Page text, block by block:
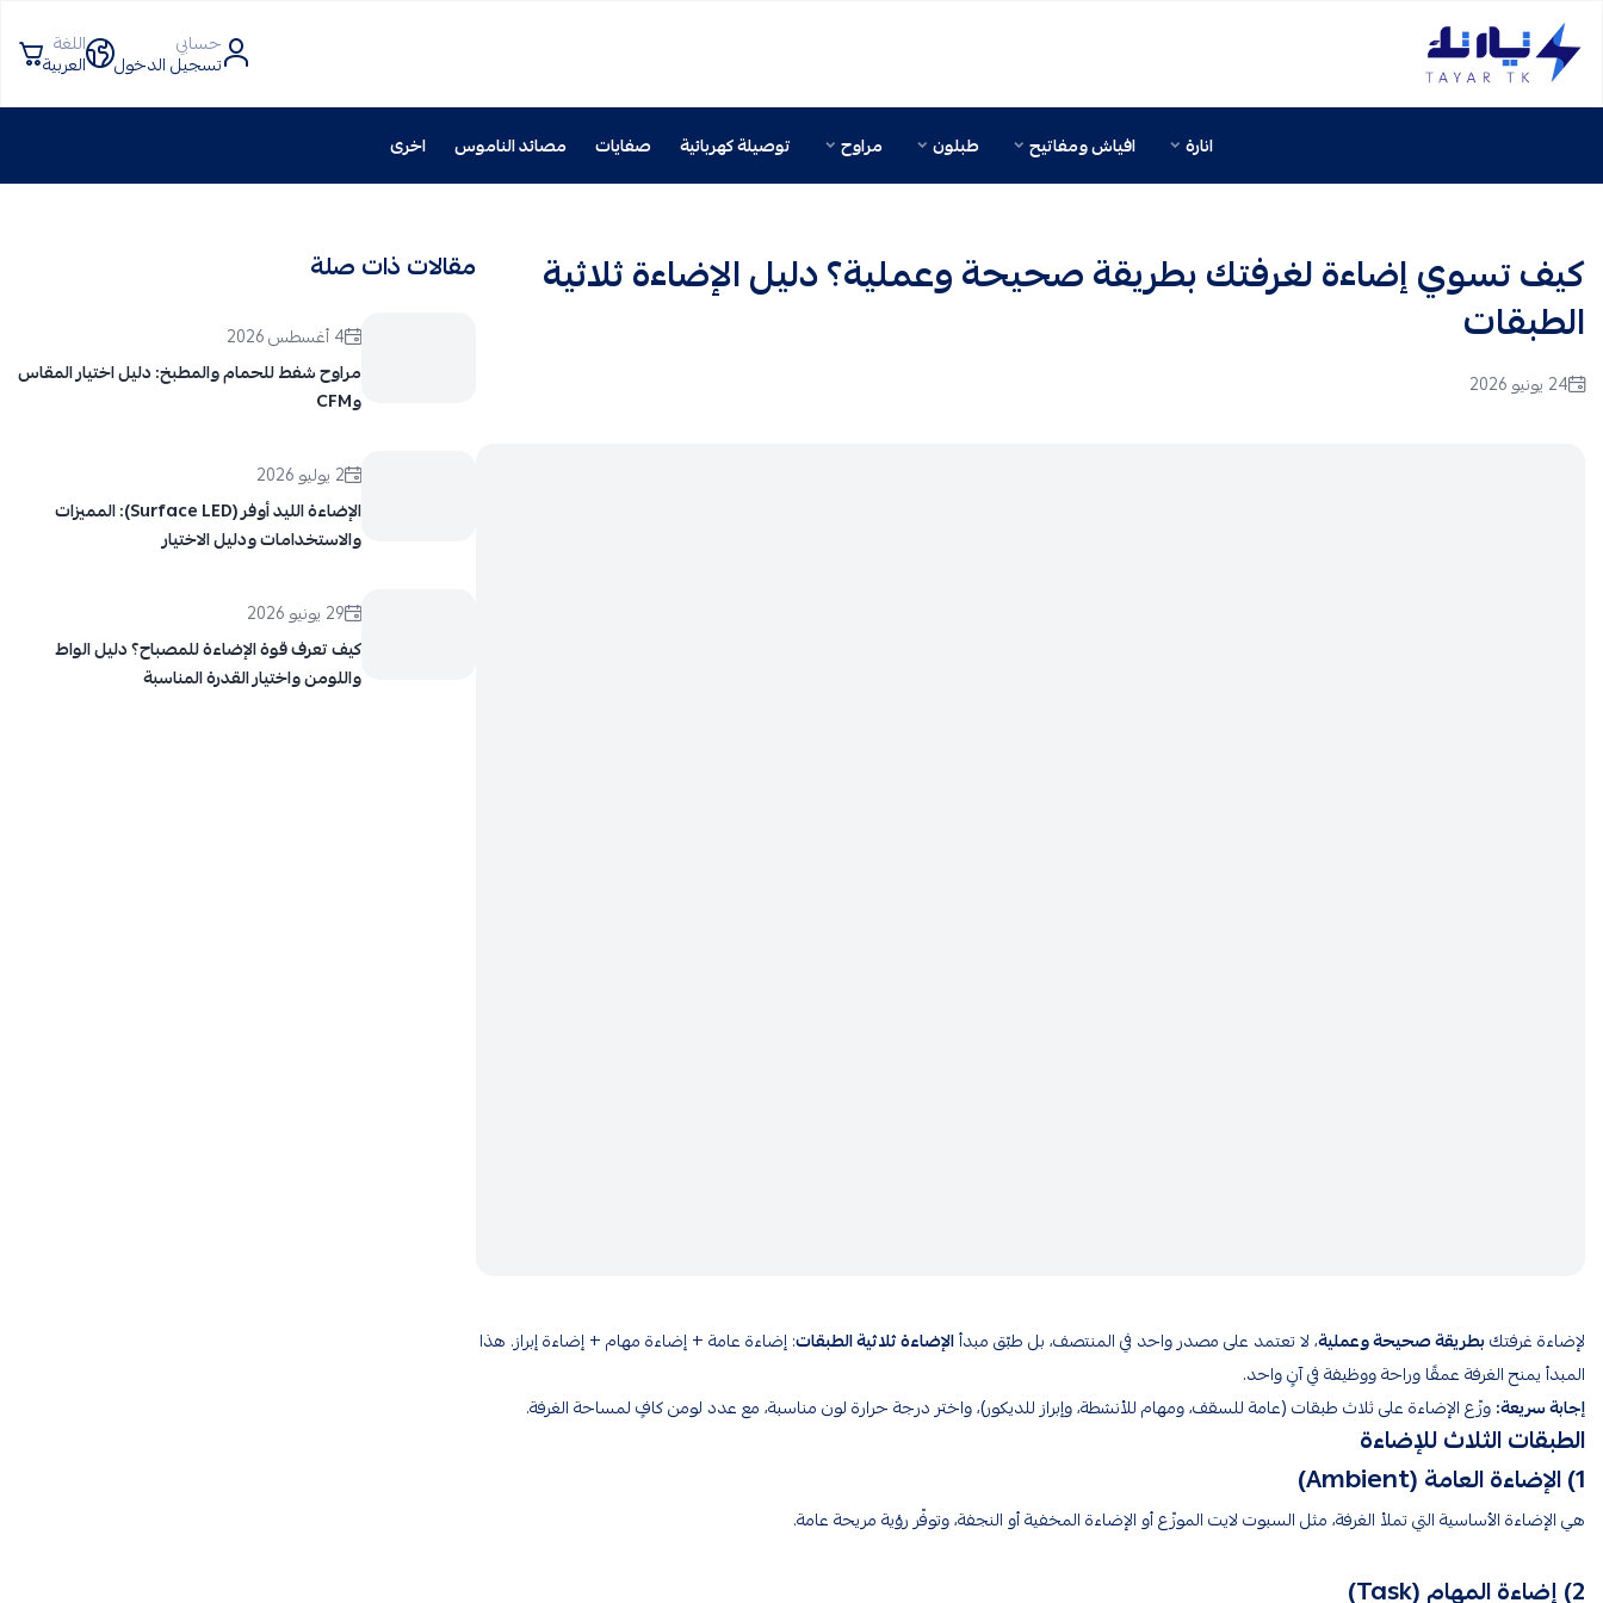
تيار تك إنارة وكهرباء
حسابي
تسجيل الدخول
اللغة
العربية
انارة افياش ومفاتيح طبلون مراوح توصيلة كهربائية صفايات مصائد الناموس اخرى
كيف تسوي إضاءة لغرفتك بطريقة صحيحة وعملية؟ دليل الإضاءة ثلاثية
الطبقات
24 يونيو 2026
لإضاءة غرفتكبطريقة صحيحة وعملية، لا تعتمد على مصدر واحد في المنتصف، بل طبّق مبدأالإضاءة ثلاثية الطبقات: إضاءة عامة + إضاءة مهام + إضاءة إبراز. هذا
المبدأ يمنح الغرفة عمقًا وراحة ووظيفة في آنٍ واحد.
إجابة سريعة:وزّع الإضاءة على ثلاث طبقات (عامة للسقف، ومهام للأنشطة، وإبراز للديكور)، واختر درجة حرارة لون مناسبة، مع عدد لومن كافٍ لمساحة الغرفة.
الطبقات الثلاث للإضاءة
1) الإضاءة العامة (Ambient)
هي الإضاءة الأساسية التي تملأ الغرفة، مثل السبوت لايت الموزّع أو الإضاءة المخفية أو النجفة، وتوفّر رؤية مريحة عامة.
2) إضاءة المهام (Task)
مقالات ذات صلة
4 أغسطس 2026
مراوح شفط للحمام والمطبخ: دليل اختيار المقاس
وCFM
2 يوليو 2026
الإضاءة الليد أوفر (Surface LED): المميزات
والاستخدامات ودليل الاختيار
29 يونيو 2026
كيف تعرف قوة الإضاءة للمصباح؟ دليل الواط
واللومن واختيار القدرة المناسبة